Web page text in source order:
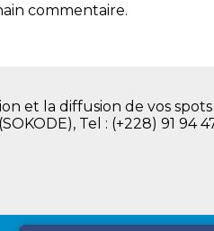
commentaire.
la diffusion de vos spots
Tel : (+228) 91 94